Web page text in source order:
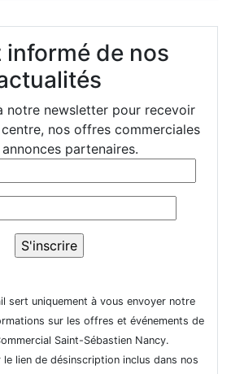
informé de nos
notre newsletter pour recevoir
nos offres commerciales
partenaires.
sert uniquement à vous envoyer notre
sur les offres et événements de
Saint-Sébastien Nancy.
lien de désinscription inclus dans nos